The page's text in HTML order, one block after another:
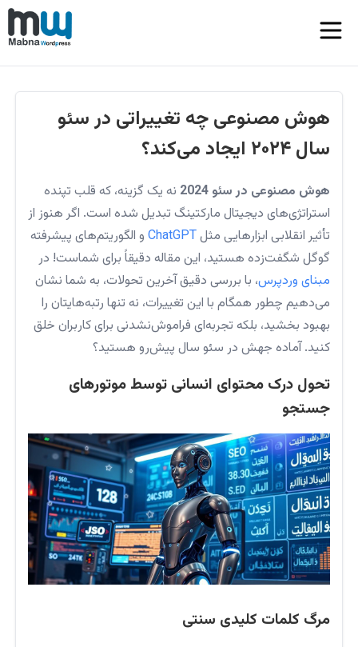
هوش مصنوعی چه تغییراتی در سئو
سال ۲۰۲۴ ایجاد می‌کند؟
هوش مصنوعی در سئو 2024
نه یک گزینه، که قلب تپنده
استراتژی‌های دیجیتال مارکتینگ تبدیل شده است. اگر هنوز از
تأثیر انقلابی ابزارهایی مثلChatGPT و الگوریتم‌های پیشرفته
گوگل شگفت‌زده هستید، این مقاله دقیقاً برای شماست! در
مبنای وردپرس، با بررسی دقیق آخرین تحولات، به شما نشان
می‌دهیم چطور همگام با این تغییرات، نه تنها رتبه‌هایتان را
بهبود بخشید، بلکه تجربه‌ای فراموش‌نشدنی برای کاربران خلق
کنید. آماده جهش در سئو سال پیش‌رو هستید؟
تحول درک محتوای انسانی توسط موتورهای
جستجو
مرگ کلمات کلیدی سنتی